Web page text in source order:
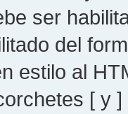
ser
del
estilo al
[ y